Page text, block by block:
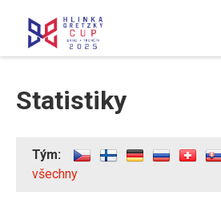
Statistiky
Tým:
všechny